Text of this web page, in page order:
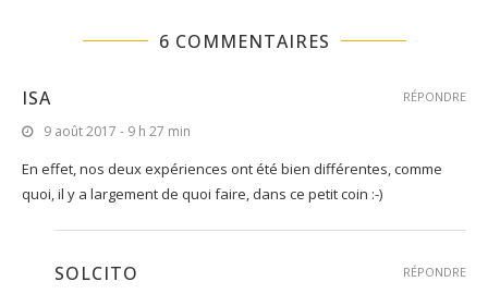
6 COMMENTAIRES
ISA
9 août 2017 - 9 h 27 min
En effet, nos deux expériences ont été bien différentes, comme
quoi, il y a largement de quoi faire, dans ce petit coin :-)
RÉPONDRE
SOLCITO RÉPONDRE